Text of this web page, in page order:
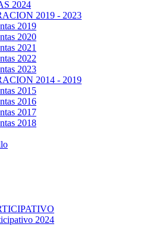
2024
2019 - 2023
2019
2020
2021
2022
2023
2014 - 2019
2015
2016
2017
2018
2024